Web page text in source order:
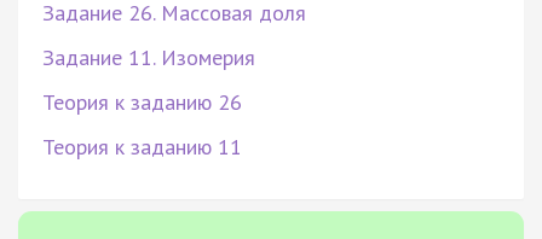
Задание 26. Массовая доля
Задание 11. Изомерия
Теория к заданию 26
Теория к заданию 11